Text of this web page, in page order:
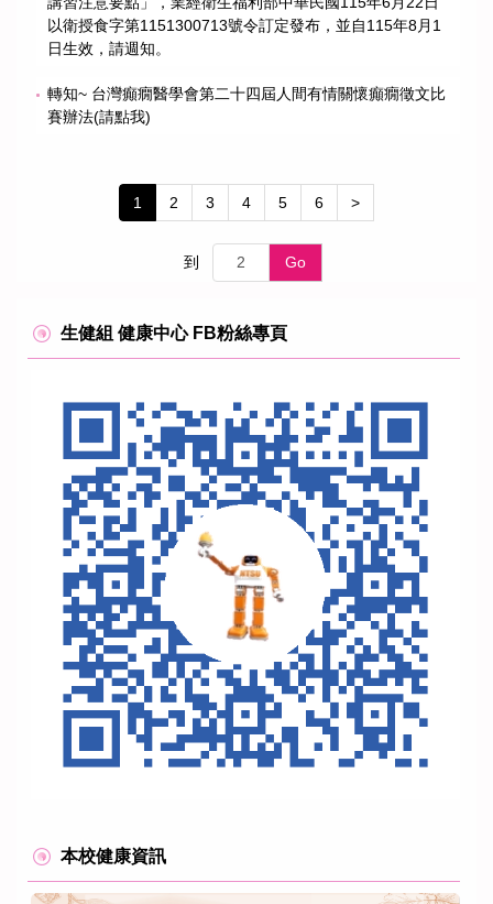
以衛授食字第1151300713號令訂定發布，並自115年8月1
日生效，請週知。
轉知~ 台灣癲癇醫學會第二十四屆人間有情關懷癲癇徵文比
賽辦法(請點我)
1 2 3 4 5 6 >
到 Go
生健組 健康中心 FB粉絲專頁
本校健康資訊